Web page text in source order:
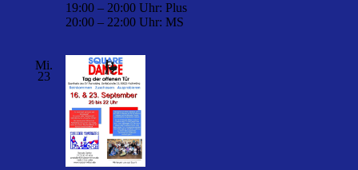
19:00 – 20:00 Uhr: Plus
20:00 – 22:00 Uhr: MS
Mi.
23